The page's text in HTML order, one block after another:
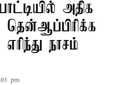
அதிக
நாசம்
pm